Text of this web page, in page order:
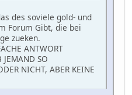
des soviele gold- und
Forum Gibt, die bei
zueken.
ANTWORT
JEMAND SO
NICHT, ABER KEINE